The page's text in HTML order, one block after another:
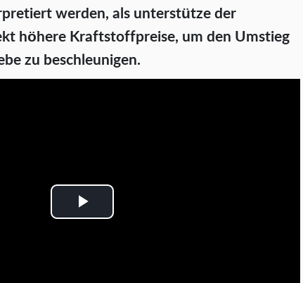
werden, als unterstütze der
höhere Kraftstoffpreise, um den Umstieg
zu beschleunigen.
P